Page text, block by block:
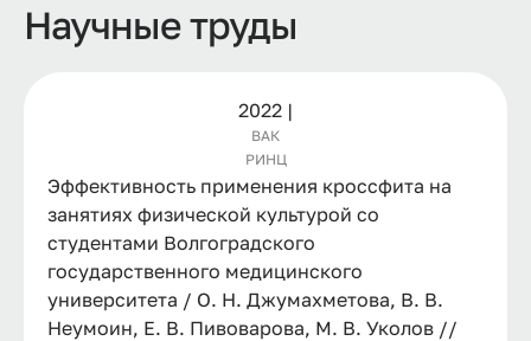
Научные труды
2022 |
ВАК
РИНЦ
Эффективность применения кроссфита на
занятиях физической культурой со
студентами Волгоградского
государственного медицинского
университета / О. Н. Джумахметова, В. В.
Неумоин, Е. В. Пивоварова, М. В. Уколов //